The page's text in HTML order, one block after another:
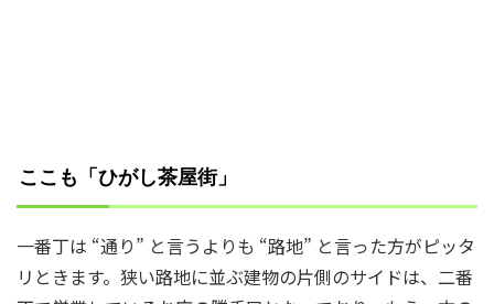
ここも「ひがし茶屋街」
一番丁は “通り” と言うよりも “路地” と言った方がピッタ
リときます。狭い路地に並ぶ建物の片側のサイドは、二番